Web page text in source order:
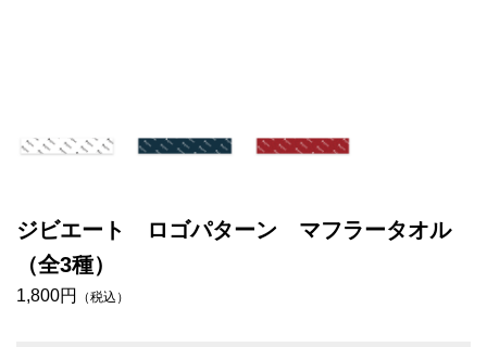
ジビエート ロゴパターン マフラータオル
（全3種）
1,800円 （税込）